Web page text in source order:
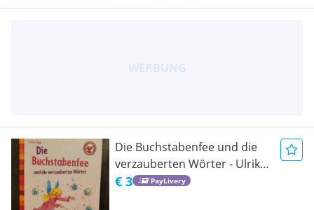
Die Buchstabenfee und die
verzauberten Wörter - Ulrike
Kaup
€ 3 PayLivery